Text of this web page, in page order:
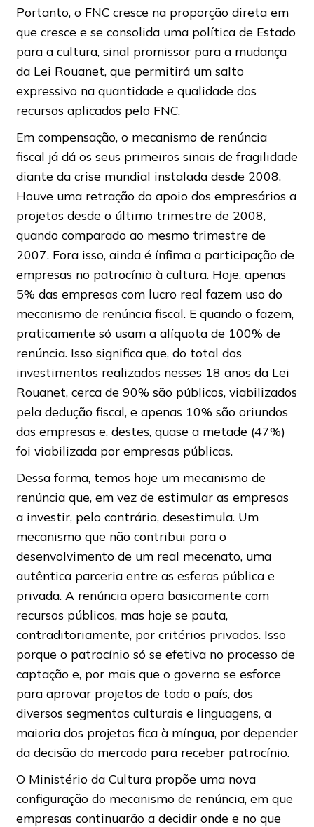
Portanto, o FNC cresce na proporção direta em
que cresce e se consolida uma política de Estado
para a cultura, sinal promissor para a mudança
da Lei Rouanet, que permitirá um salto
expressivo na quantidade e qualidade dos
recursos aplicados pelo FNC.
Em compensação, o mecanismo de renúncia
fiscal já dá os seus primeiros sinais de fragilidade
diante da crise mundial instalada desde 2008.
Houve uma retração do apoio dos empresários a
projetos desde o último trimestre de 2008,
quando comparado ao mesmo trimestre de
2007. Fora isso, ainda é ínfima a participação de
empresas no patrocínio à cultura. Hoje, apenas
5% das empresas com lucro real fazem uso do
mecanismo de renúncia fiscal. E quando o fazem,
praticamente só usam a alíquota de 100% de
renúncia. Isso significa que, do total dos
investimentos realizados nesses 18 anos da Lei
Rouanet, cerca de 90% são públicos, viabilizados
pela dedução fiscal, e apenas 10% são oriundos
das empresas e, destes, quase a metade (47%)
foi viabilizada por empresas públicas.
Dessa forma, temos hoje um mecanismo de
renúncia que, em vez de estimular as empresas
a investir, pelo contrário, desestimula. Um
mecanismo que não contribui para o
desenvolvimento de um real mecenato, uma
autêntica parceria entre as esferas pública e
privada. A renúncia opera basicamente com
recursos públicos, mas hoje se pauta,
contraditoriamente, por critérios privados. Isso
porque o patrocínio só se efetiva no processo de
captação e, por mais que o governo se esforce
para aprovar projetos de todo o país, dos
diversos segmentos culturais e linguagens, a
maioria dos projetos fica à míngua, por depender
da decisão do mercado para receber patrocínio.
O Ministério da Cultura propõe uma nova
configuração do mecanismo de renúncia, em que
empresas continuarão a decidir onde e no que